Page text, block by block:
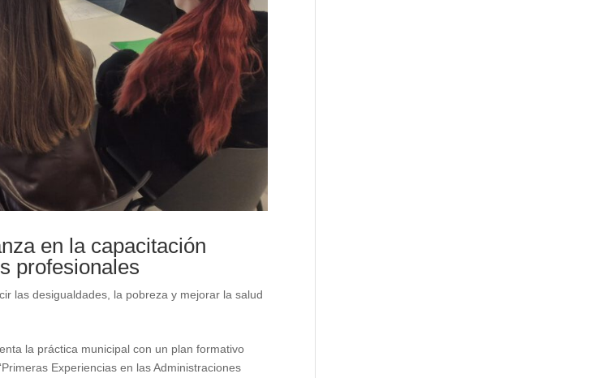
en la capacitación
profesionales
las desigualdades, la pobreza y mejorar la salud
la práctica municipal con un plan formativo
Experiencias en las Administraciones